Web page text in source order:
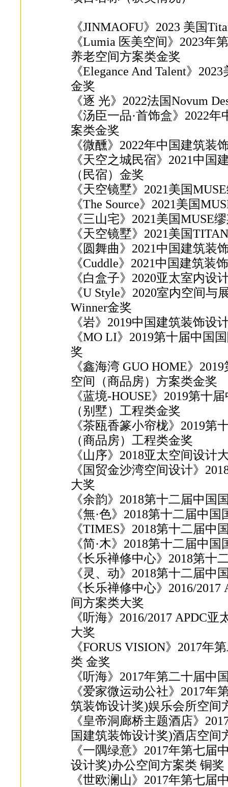
《JINMAOFU》2023 美国
《Lumia 医美空间》2023
养老空间方案类金奖
《Elegance And Talent》
金奖
《逐 光》2022法国Novum
《汤臣一品·首饰盒》2022
案类金奖
《微醺》2022年中国建筑
《天空之城民宿》2021中
（民宿）金奖
《天空镜墅》2021美国
《The Source》2021美国
《三山宅》2021美国MUSE
《天空镜墅》2021美国
《圆舞曲》2021中国建筑
《Cuddle》2021中国建筑
《白盒子》2020亚太室内设
《U Style》2020室内空间与
Winner金奖
《岩》2019中国建筑装饰设
《MO LI》2019第十届中国
奖
《鑫海湾 GUO HOME》
空间（商品房）方案类金奖
《蓝境-HOUSE》2019第十
（别墅）工程类金奖
《茶瓯香篆小帘栊》2019
（商品房）工程类金奖
《山序》2018亚太空间设计
《国贸金沙湾空间设计》
大奖
《余韵》2018第十二届中国
《無·色》2018第十二届中
《TIMES》2018第十二届
《简·木》2018第十二届中
《长乐禅修中心》2018第
《灵、动》2018第十二届中
《长乐禅修中心》2016/
间方案类大奖
《听海》2016/2017 APDC
大奖
《FORUS VISION》2017
类 金奖
《听海》2017年第二十届中
《爱家微运动公社》2017
筑装饰设计奖)娱乐会所空间
《皇帝洞廊桥主题酒店》
国建筑装饰设计奖)酒店空间
《一隅绿意》2017年第七
设计奖)办公空间方案类 铜奖
《世欧澜山》2017年第七